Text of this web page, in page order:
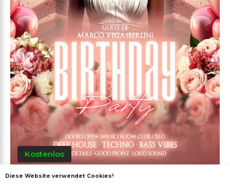
Kostenlos
Diese Website verwendet Cookies!